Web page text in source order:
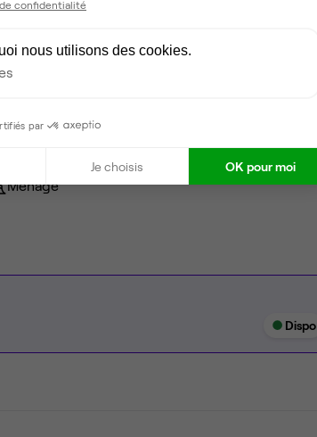
Coin cafet'
Climatisation
Ménage
Dispo
confidentialité
nous utilisons des cookies.
par
Je choisis OK pour moi